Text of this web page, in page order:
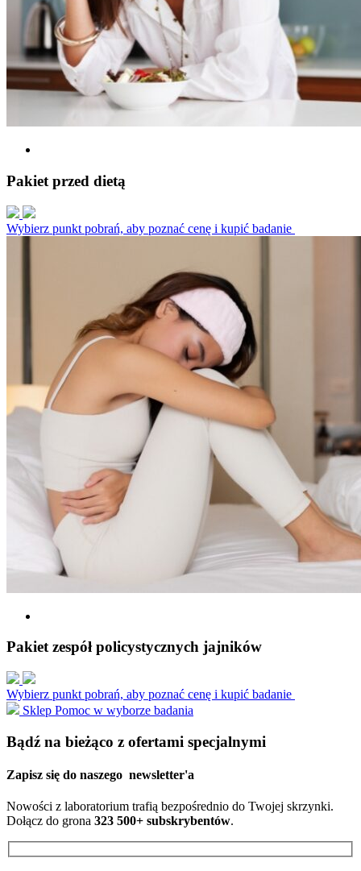
Pakiet przed dietą
Wybierz punkt pobrań, aby poznać cenę i kupić badanie
Pakiet zespół policystycznych jajników
Wybierz punkt pobrań, aby poznać cenę i kupić badanie
Sklep Pomoc w wyborze badania
Bądź na bieżąco z ofertami specjalnymi
Zapisz się do naszego newsletter'a
Nowości z laboratorium trafią bezpośrednio do Twojej skrzynki.
Dołącz do grona 323 500+ subskrybentów.